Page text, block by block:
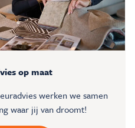
op maat
werken we samen
waar jij van droomt!